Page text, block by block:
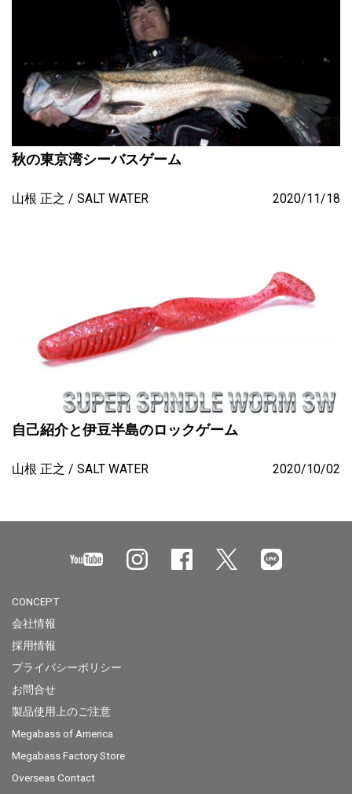
秋の東京湾シーバスゲーム
山根 正之 SALT WATER 2020/11/18
自己紹介と伊豆半島のロックゲーム
山根 正之 SALT WATER 2020/10/02
CONCEPT
会社情報
採用情報
プライバシーポリシー
お問合せ
製品使用上のご注意
Megabass of America
Megabass Factory Store
Overseas Contact